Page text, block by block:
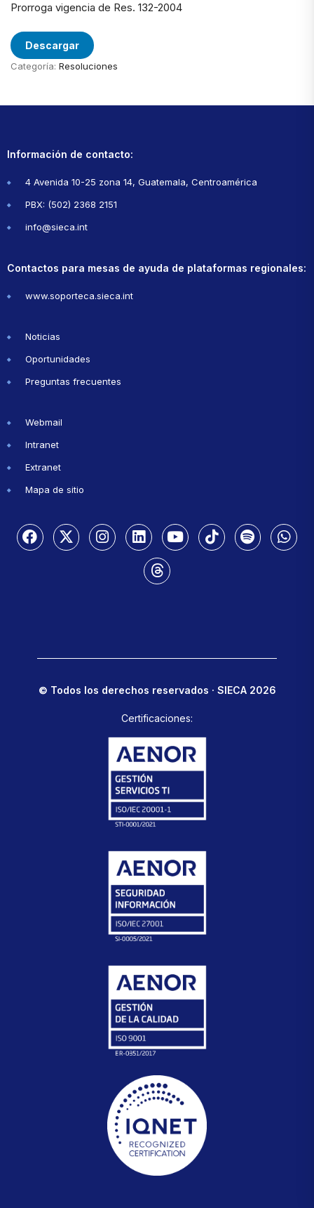
Prorroga vigencia de Res. 132-2004
Descargar
Categoría: Resoluciones
Información de contacto:
4 Avenida 10-25 zona 14, Guatemala, Centroamérica
PBX: (502) 2368 2151
info@sieca.int
Contactos para mesas de ayuda de plataformas regionales:
www.soporteca.sieca.int
Noticias
Oportunidades
Preguntas frecuentes
Webmail
Intranet
Extranet
Mapa de sitio
© Todos los derechos reservados · SIECA 2026
Certificaciones: